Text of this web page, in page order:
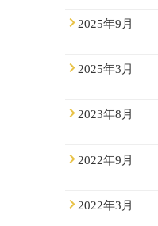
2025年9月
2025年3月
2023年8月
2022年9月
2022年3月